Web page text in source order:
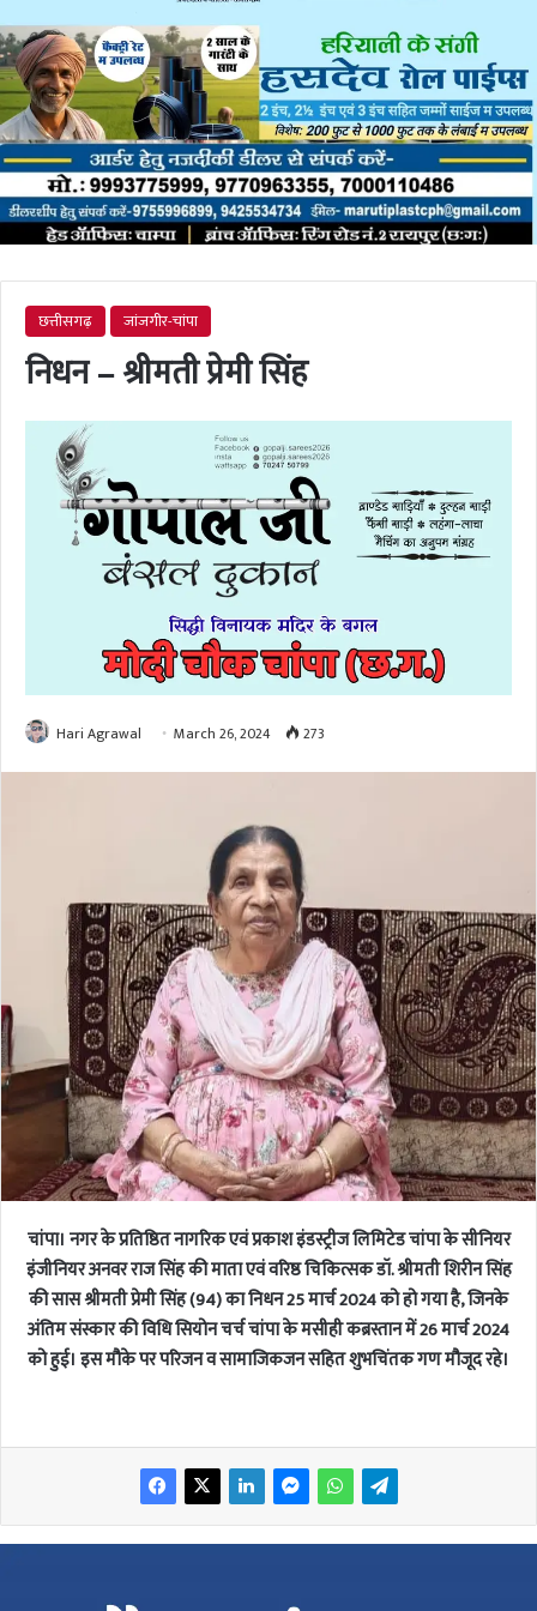
छत्तीसगढ़ जांजगीर-चांपा
निधन – श्रीमती प्रेमी सिंह
Hari Agrawal March 26, 2024 273
चांपा। नगर के प्रतिष्ठित नागरिक एवं प्रकाश इंडस्ट्रीज लिमिटेड चांपा के सीनियर
इंजीनियर अनवर राज सिंह की माता एवं वरिष्ठ चिकित्सक डॉ. श्रीमती शिरीन सिंह
की सासश्रीमती प्रेमी सिंह (94) का निधन 25 मार्च 2024 को हो गया है, जिनके
अंतिम संस्कार की विधि सियोन चर्च चांपा के मसीही कब्रस्तान में 26 मार्च 2024
को हुई। इस मौके पर परिजन व सामाजिकजन सहित शुभचिंतक गण मौजूद रहे।